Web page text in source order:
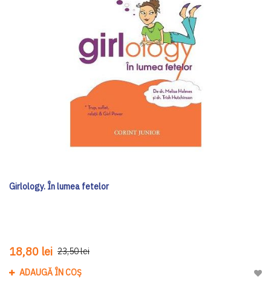
Girlology. În lumea fetelor
18,80 lei 23,50 lei
ADAUGĂ ÎN COȘ